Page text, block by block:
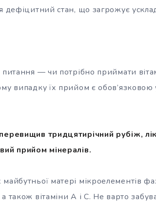
дефіцитний стан, що загрожує
— чи потрібно приймати
випадку їх прийом є обов’язковою
тридцятирічний рубіж,
прийом мінералів.
матері мікроелементів
також вітаміни А і С. Не варто